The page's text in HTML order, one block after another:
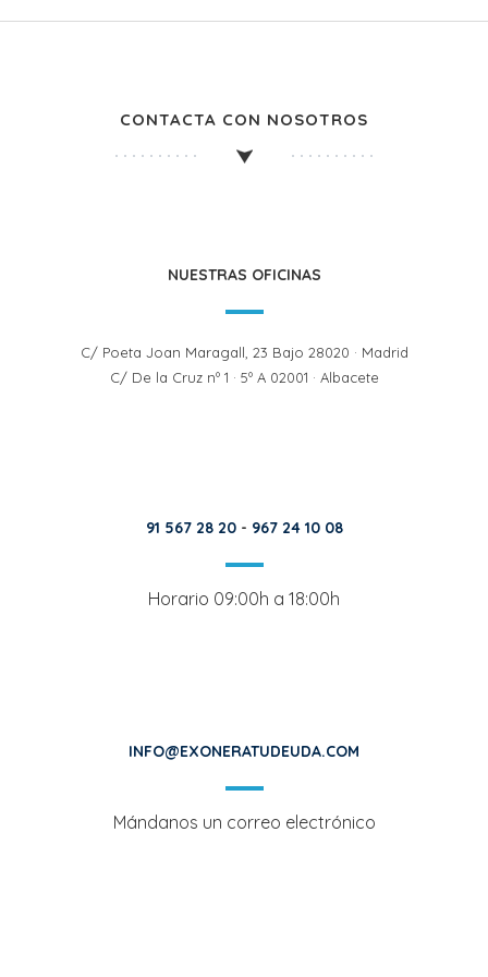
CONTACTA CON NOSOTROS
NUESTRAS OFICINAS
C/ Poeta Joan Maragall, 23 Bajo 28020 · Madrid
C/ De la Cruz nº 1 · 5º A 02001 · Albacete
91 567 28 20- 967 24 10 08
Horario 09:00h a 18:00h
INFO@EXONERATUDEUDA.COM
Mándanos un correo electrónico